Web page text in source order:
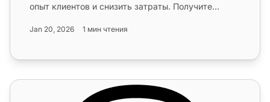
опыт клиентов и снизить затраты. Получите
Jan 20, 2026 1 мин чтения
Функции колл-центра